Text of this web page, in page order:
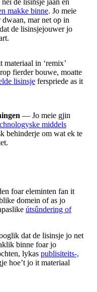
de lisinsje jaan en
makke binne. Jo meie
mar net op in
de lisinsjejouwer jo
in ‘remix’
fierder bouwe, moatte
lisinsje ferspriede as it
— Jo meie gjin
middels
behinderje om wat ek te
foar eleminten fan it
domein of as jo
útsûndering of
dat de lisinsje jo net
binne foar jo
lykas publisiteits-,
hoe’t jo it materiaal